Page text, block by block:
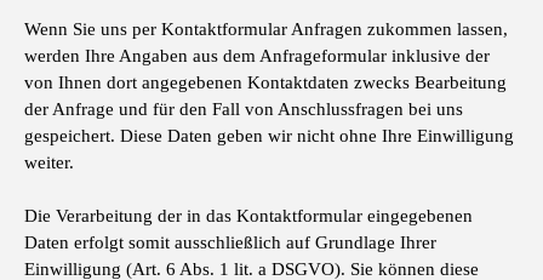
Wenn Sie uns per Kontaktformular Anfragen zukommen lassen,
werden Ihre Angaben aus dem Anfrageformular inklusive der
von Ihnen dort angegebenen Kontaktdaten zwecks Bearbeitung
der Anfrage und für den Fall von Anschlussfragen bei uns
gespeichert. Diese Daten geben wir nicht ohne Ihre Einwilligung
weiter.
Die Verarbeitung der in das Kontaktformular eingegebenen
Daten erfolgt somit ausschließlich auf Grundlage Ihrer
Einwilligung (Art. 6 Abs. 1 lit. a DSGVO). Sie können diese